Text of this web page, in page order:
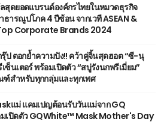
สุดยอดแบรนด์องค์กรไทยในหมวดธุรกิจ
ธารณูปโภค 4 ปีซ้อน จากเวที ASEAN &
Corporate Brands 2024
รุ๊ป ตอกย้ำความปัง!! คว้าคู่จิ้นสุดฮอต “ซี-นุ
ซ็นเตอร์ พร้อมเปิดตัว “สบู่รังนกพรีเมี่ยม”
ฑ์สำหรับทุกกลุ่มและทุกเพศ
แม่ แคมเปญต้อนรับวันแม่จาก GQ
เปิดตัว GQWhite™ Mask Mother's Day